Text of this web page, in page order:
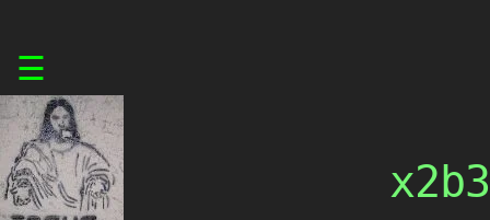
content
☰
x2b3